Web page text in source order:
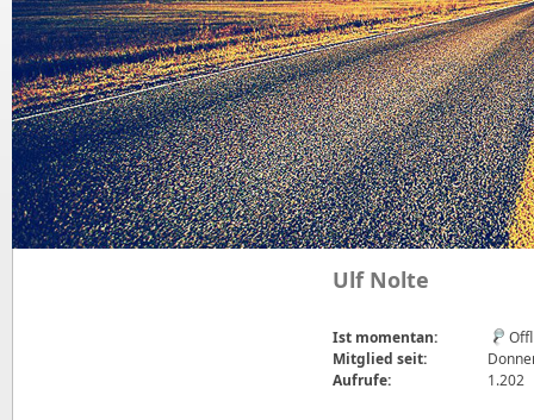
Ulf Nolte
Ist momentan:
Mitglied seit:
Aufrufe:
1.202